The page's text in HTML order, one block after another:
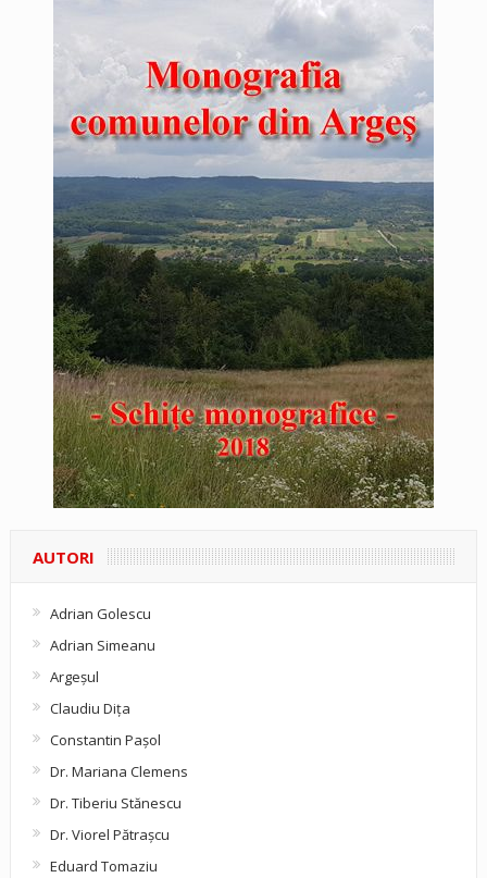
AUTORI
Adrian Golescu
Adrian Simeanu
Argeşul
Claudiu Diţa
Constantin Pașol
Dr. Mariana Clemens
Dr. Tiberiu Stănescu
Dr. Viorel Pătraşcu
Eduard Tomaziu